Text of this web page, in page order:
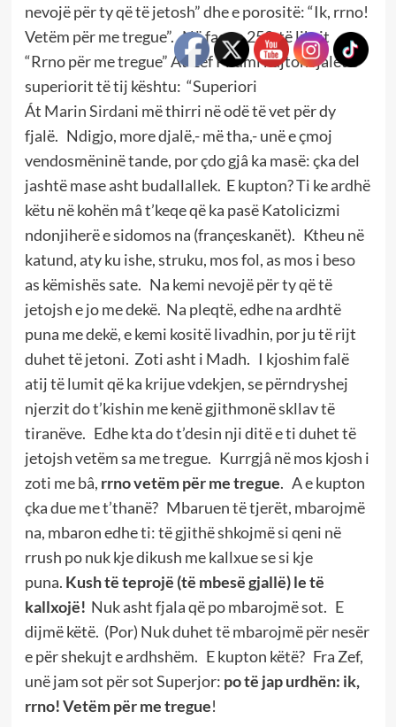
nevojë për ty që të jetosh” dhe e porositë: “Ik, rrno!
Vetëm për me tregue”. Në faqen 253 të librit
“Rrno për me tregue” At Zef Pllumi kujton fjalët e
superiorit të tij kështu: “Superiori
Át MarinSirdani më thirri në odë të vet për dy
fjalë. Ndigjo, more djalë,- më tha,- unë e çmoj
vendosmëninë tande, por çdo gjâ ka masë: çka del
jashtë mase asht budallallek. E kupton? Ti ke ardhë
këtu në kohën mâ t’keqe që ka pasë Katolicizmi
ndonjiherë e sidomos na (françeskanët). Ktheu në
katund, aty ku ishe, struku, mos fol, as mos i beso
as këmishës sate. Na kemi nevojë për ty që të
jetojsh e jo me dekë. Na pleqtë, edhe na ardhtë
puna me dekë, e kemi kositë livadhin, por ju të rijt
duhet të jetoni. Zoti asht i Madh. I kjoshim falë
atij të lumit që ka krijue vdekjen, se përndryshej
njerzit do t’kishin me kenë gjithmonë skllav të
tiranëve. Edhe kta do t’desin nji ditë e ti duhet të
jetojsh vetëm sa me tregue. Kurrgjâ në mos kjosh i
zoti me bâ, rrno vetëm për me tregue. A e kupton
çka due me t’thanë? Mbaruen të tjerët, mbarojmë
na, mbaron edhe ti: të gjithë shkojmë si qeni në
rrush po nuk kje dikush me kallxue se si kje
puna. Kush të teprojë (të mbesë gjallë) le të
kallxojë! Nuk asht fjala që po mbarojmë sot. E
dijmë këtë. (Por) Nuk duhet të mbarojmë për nesër
e për shekujt e ardhshëm. E kupton këtë? Fra Zef,
unë jam sot për sot Superjor: po të jap urdhën: ik,
rrno! Vetëm për me tregue!